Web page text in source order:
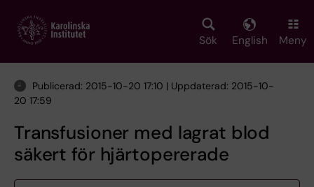
main
Sök English Meny
Publicerad: 2015-10-20 17:10 | Uppdaterad: 2015-10-
20 17:59
Transfusioner med lagrat blod
säkert för hjärtopererade